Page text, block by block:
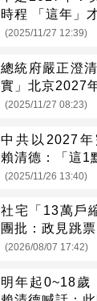
時程 「這年」
(2025/11/27 12:39)
總統府嚴正澄
實」北京2027
(2025/11/27 08:23)
中共以2027
賴清德：「這1
脅
(2025/11/26 13:40)
社宅「13萬戶
團批：政見跳票
(2026/08/07 17:42)
明年起0~18歲